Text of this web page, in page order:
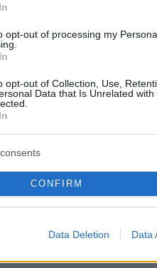
opt-out of processing my
opt-out of Collection, Use,
Data that Is Unrelated
CONFIRM
Data Deletion Data
επιχείρηση
Αντιμετώπισης
συνδρομή του
και της
και Ειδικών
Οργανωμένου
θα οδηγηθεί